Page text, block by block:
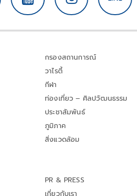
กรองสถานการณ์
วาไรตี้
กีฬา
ท่องเที่ยว – ศิลปวัฒนธรรม
ประชาสัมพันธ์
ภูมิภาค
สิ่งแวดล้อม
PR & PRESS
เกี่ยวกับเรา